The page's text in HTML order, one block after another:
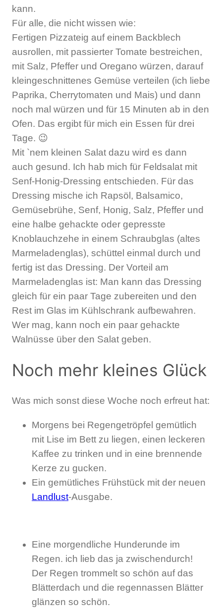
kann.
Für alle, die nicht wissen wie:
Fertigen Pizzateig auf einem Backblech
ausrollen, mit passierter Tomate bestreichen,
mit Salz, Pfeffer und Oregano würzen, darauf
kleingeschnittenes Gemüse verteilen (ich liebe
Paprika, Cherrytomaten und Mais) und dann
noch mal würzen und für 15 Minuten ab in den
Ofen. Das ergibt für mich ein Essen für drei
Tage. 😉
Mit `nem kleinen Salat dazu wird es dann
auch gesund. Ich hab mich für Feldsalat mit
Senf-Honig-Dressing entschieden. Für das
Dressing mische ich Rapsöl, Balsamico,
Gemüsebrühe, Senf, Honig, Salz, Pfeffer und
eine halbe gehackte oder gepresste
Knoblauchzehe in einem Schraubglas (altes
Marmeladenglas), schüttel einmal durch und
fertig ist das Dressing. Der Vorteil am
Marmeladenglas ist: Man kann das Dressing
gleich für ein paar Tage zubereiten und den
Rest im Glas im Kühlschrank aufbewahren.
Wer mag, kann noch ein paar gehackte
Walnüsse über den Salat geben.
Noch mehr kleines Glück
Was mich sonst diese Woche noch erfreut hat:
Morgens bei Regengetröpfel gemütlich
mit Lise im Bett zu liegen, einen leckeren
Kaffee zu trinken und in eine brennende
Kerze zu gucken.
Ein gemütliches Frühstück mit der neuen
Landlust-Ausgabe.
Eine morgendliche Hunderunde im
Regen. ich lieb das ja zwischendurch!
Der Regen trommelt so schön auf das
Blätterdach und die regennassen Blätter
glänzen so schön.